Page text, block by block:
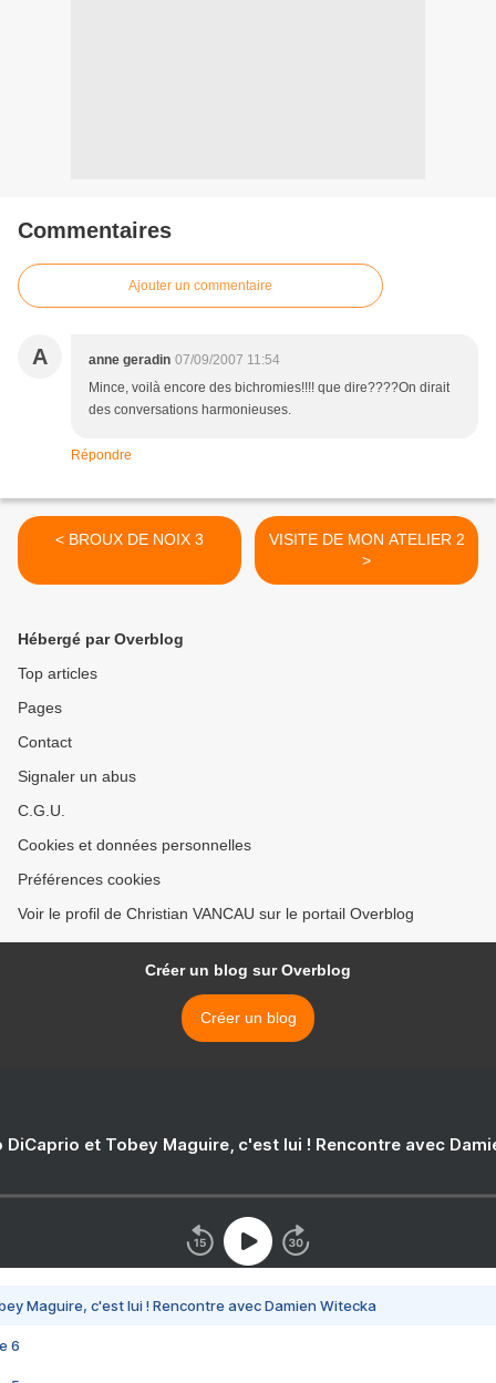
Commentaires
Ajouter un commentaire
A anne geradin 07/09/2007 11:54
Mince, voilà encore des bichromies!!!! que dire????On dirait
des conversations harmonieuses.
Répondre
< BROUX DE NOIX 3
VISITE DE MON ATELIER 2
>
Hébergé par Overblog
Top articles
Pages
Contact
Signaler un abus
C.G.U.
Cookies et données personnelles
Préférences cookies
Voir le profil de Christian VANCAU sur le portail Overblog
Créer un blog sur Overblog
Créer un blog
DiCaprio et Tobey Maguire, c'est lui ! Rencontre avec
Maguire, c'est lui ! Rencontre avec Damien Witecka
6